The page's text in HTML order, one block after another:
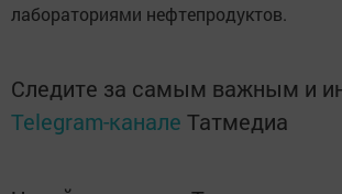
лабораториями нефтепродуктов.
Следите за самым важным и
Telegram-канале Татмедиа